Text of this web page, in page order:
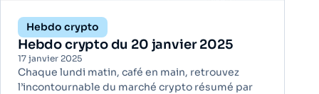
Hebdo crypto
Hebdo crypto du 20 janvier 2025
17 janvier 2025
Chaque lundi matin, café en main, retrouvez
l’incontournable du marché crypto résumé par